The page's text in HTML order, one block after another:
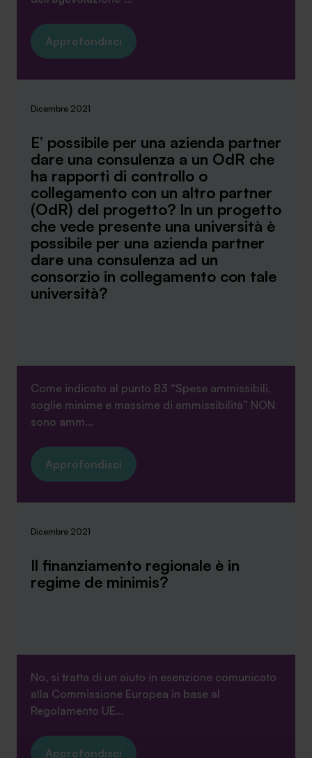
Approfondisci
Dicembre 2021
E’ possibile per una azienda partner
dare una consulenza a un OdR che
ha rapporti di controllo o
collegamento con un altro partner
(OdR) del progetto? In un progetto
che vede presente una università è
possibile per una azienda partner
dare una consulenza ad un
consorzio in collegamento con tale
università?
Come indicato al punto B3 “Spese ammissibili,
soglie minime e massime di ammissibilità” NON
sono amm...
Approfondisci
Dicembre 2021
Il finanziamento regionale è in
regime de minimis?
No, si tratta di un aiuto in esenzione comunicato
alla Commissione Europea in base al
Regolamento UE...
Approfondisci